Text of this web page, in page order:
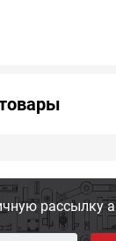
рассылку